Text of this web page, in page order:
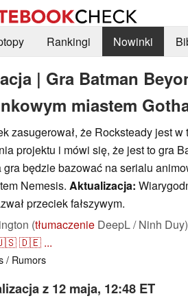
Rankingi Nowinki
| Gra Batman
miastem
zasugerował, że Rocksteady jest w
projektu i mówi się, że jest to gra
będzie bazować na serialu
Nemesis. Aktualizacja:
przeciek fałszywym.
(tłumaczenie DeepL / Ninh
🇩🇪 ...
/ Rumors
z 12 maja, 12:48 ET